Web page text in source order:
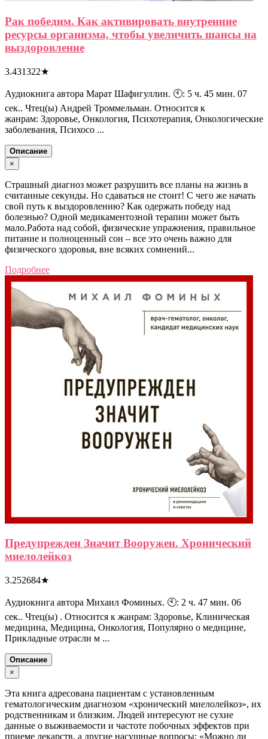
Рак победим. Как активировать внутренние
ресурсы организма, чтобы увеличить шансы на
выздоровление
3.431322★
Аудиокнига автора Марат Шафигуллин. 🕙: 5 ч. 45 мин. 07
сек.. Чтец(ы) Андрей Троммельман. Относится к
жанрам: Здоровье, Онкология, Психотерапия, Онкологические
заболевания, Психосо ...
Описание
×
Страшный диагноз может разрушить все планы на жизнь в
считанные секунды. Но сдаваться не стоит! С чего же начать
свой путь к выздоровлению? Как одержать победу над
болезнью? Одной медикаментозной терапии может быть
мало.Работа над собой, физические упражнения, правильное
питание и полноценный сон – все это очень важно для
физического здоровья, вне всяких сомнений...
Подробнее
Предупрежден Значит Вооружен. Хронический
миелолейкоз
3.252684★
Аудиокнига автора Михаил Фоминых. 🕙: 2 ч. 47 мин. 06
сек.. Чтец(ы) . Относится к жанрам: Здоровье, Клиническая
медицина, Медицина, Онкология, Популярно о медицине,
Прикладные отрасли м ...
Описание
×
Эта книга адресована пациентам с установленным
гематологическим диагнозом «хронический миелолейкоз», их
родственникам и близким. Людей интересуют не сухие
данные о выживаемости и частоте побочных эффектов при
приеме лекарств, а другие насущные вопросы: «Можно ли